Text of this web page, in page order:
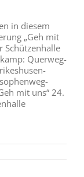
in diesem
„Geh mit
Schützenhalle
Querweg-
mit uns“ 24.